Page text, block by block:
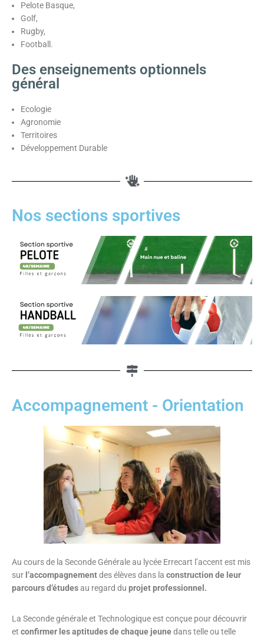
Pelote Basque,
Golf,
Rugby,
Football.
Des enseignements optionnels
général
Ecologie
Agronomie
Territoires
Développement Durable
Nos sections sportives
Accompagnement - Orientation
Au cours de la Seconde Générale au lycée Errecart l’accent est mis
sur l’accompagnementdes élèves dans la construction de leur
parcours d’étudesau regard du projet professionnel.
La Seconde générale et Technologique est conçue pour découvrir
et confirmer les aptitudes de chaque jeunedans telle ou telle